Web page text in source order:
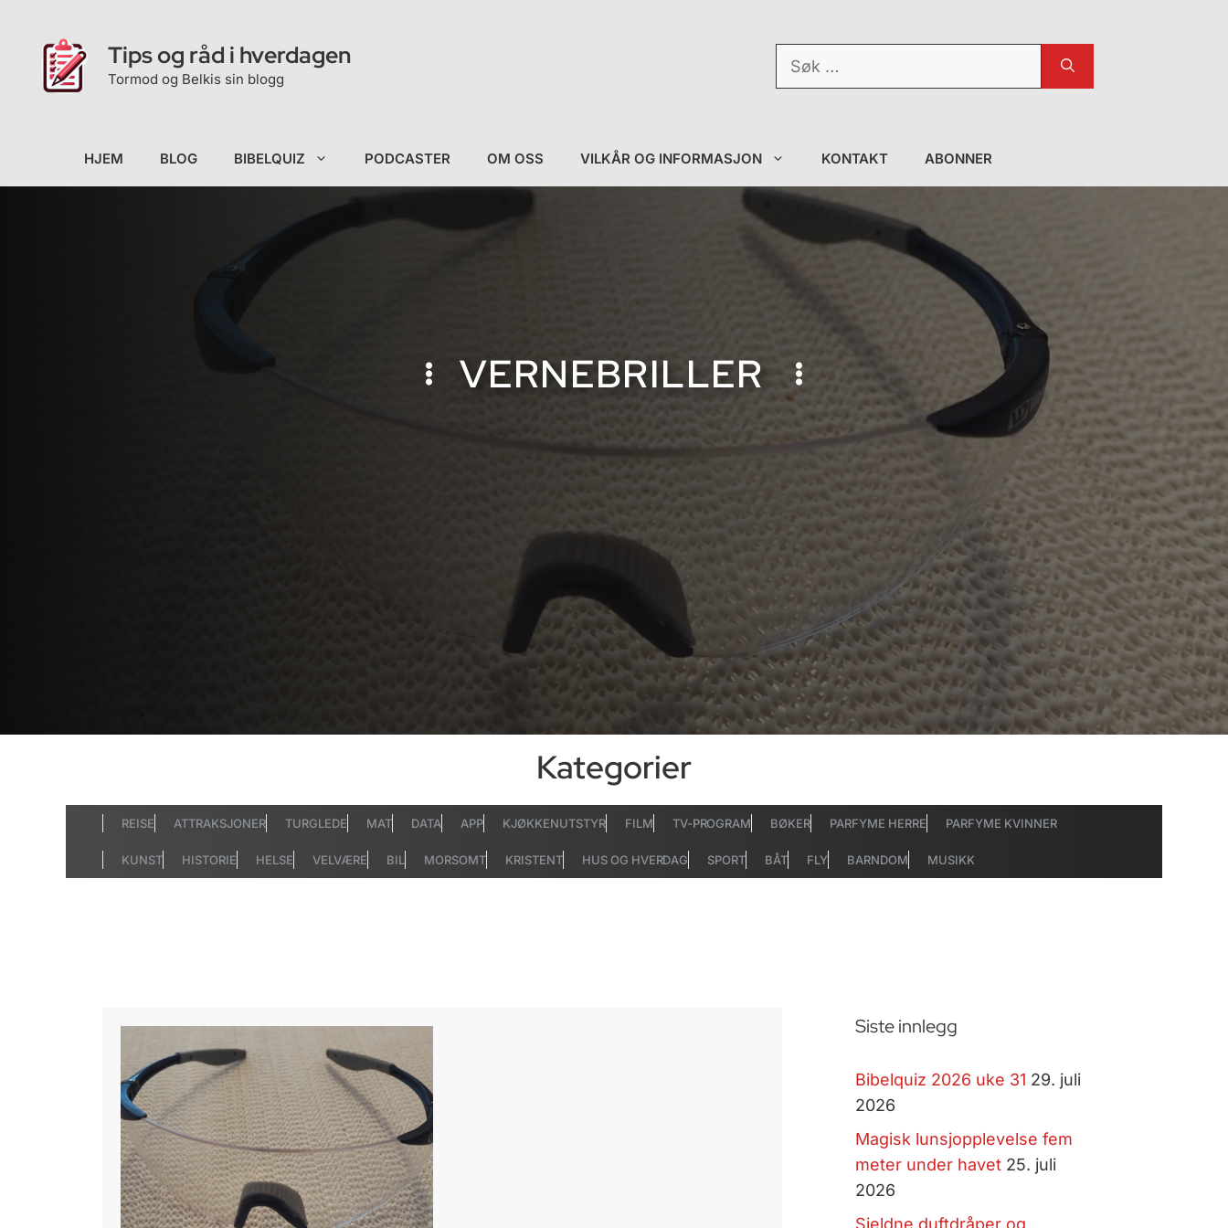
innhold
Tips og råd i hverdagen
Tormod og Belkis sin blogg
Søk
HJEM BLOG BIBELQUIZ PODCASTER OM OSS VILKÅR OG INFORMASJON KONTAKT ABONNER
VERNEBRILLER
Kategorier
REISE ATTRAKSJONER TURGLEDE MAT DATA APP KJØKKENUTSTYR FILM TV-PROGRAM BØKER PARFYME HERRE PARFYME KVINNER
KUNST HISTORIE HELSE VELVÆRE BIL MORSOMT KRISTENT HUS OG HVERDAG SPORT BÅT FLY BARNDOM MUSIKK
Siste innlegg
Bibelquiz 2026 uke 31 29. juli
2026
Magisk lunsjopplevelse fem
meter under havet 25. juli
2026
Sjeldne duftdråper og